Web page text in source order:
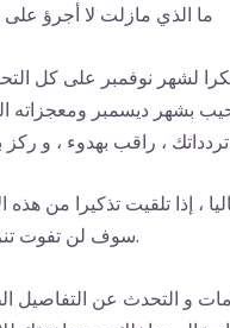
-ما الذي مازلت لا أجرؤ
لشهر نوفمبر على كل
بشهر ديسمبر ومعجزاته
، إذا تلقيت تذكيرا من هذه
سوف لن تفوت تنزيلا كونيا موجها اليك.
و التحدث عن التفاصيل